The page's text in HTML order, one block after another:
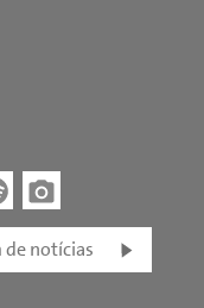
de notícias